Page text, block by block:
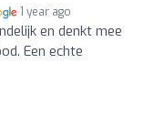
1 year ago
en denkt mee
Een echte